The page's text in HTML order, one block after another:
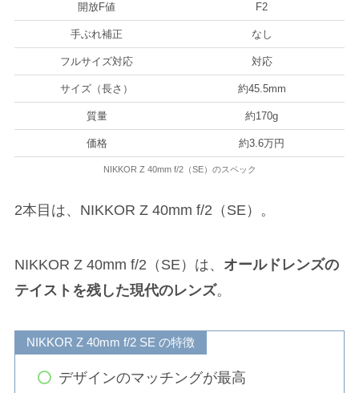
開放F値 F2
手ぶれ補正 なし
フルサイズ対応 対応
サイズ（長さ） 約45.5mm
質量 約170g
価格 約3.6万円
NIKKOR Z 40mm f/2（SE）のスペック
2本目は、NIKKOR Z 40mm f/2（SE）。
NIKKOR Z 40mm f/2（SE）は、 オールドレンズの
テイストを残した現代のレンズ。
NIKKOR Z 40mm f/2 SE の特徴
デザインのマッチングが最高